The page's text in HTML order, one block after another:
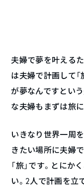
夫婦で夢を叶える
は夫婦で計画して「
が夢なんですとい
な夫婦もまずは旅
いきなり世界一周
きたい場所に夫婦
「旅」です。とにか
い。2人で計画を立